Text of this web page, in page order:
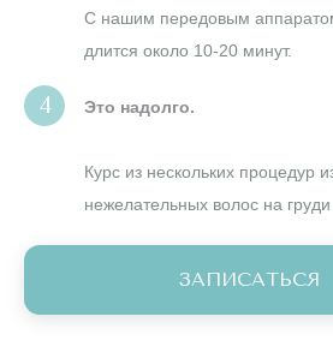
С нашим передовым
длится около 10-20 минут.
Это надолго.
Курс из нескольких процедур
нежелательных волос на груди
ЗАПИСАТЬСЯ